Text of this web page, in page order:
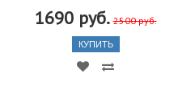
1690 руб. 2500 руб.
КУПИТЬ